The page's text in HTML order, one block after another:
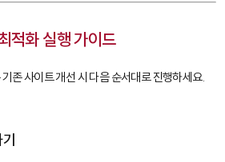
적화 실행 가이드
존 사이트 개선 시 다음 순서대로 진행하세요.